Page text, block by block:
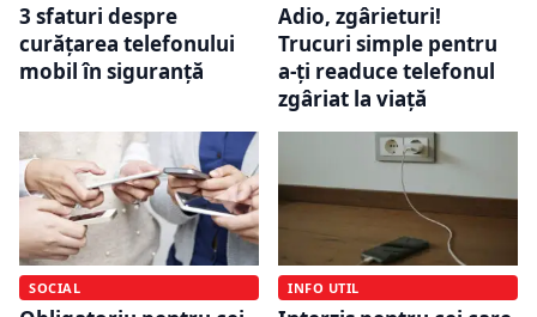
3 sfaturi despre
curățarea telefonului
mobil în siguranță
Adio, zgârieturi!
Trucuri simple pentru
a-ți readuce telefonul
zgâriat la viață
SOCIAL INFO UTIL